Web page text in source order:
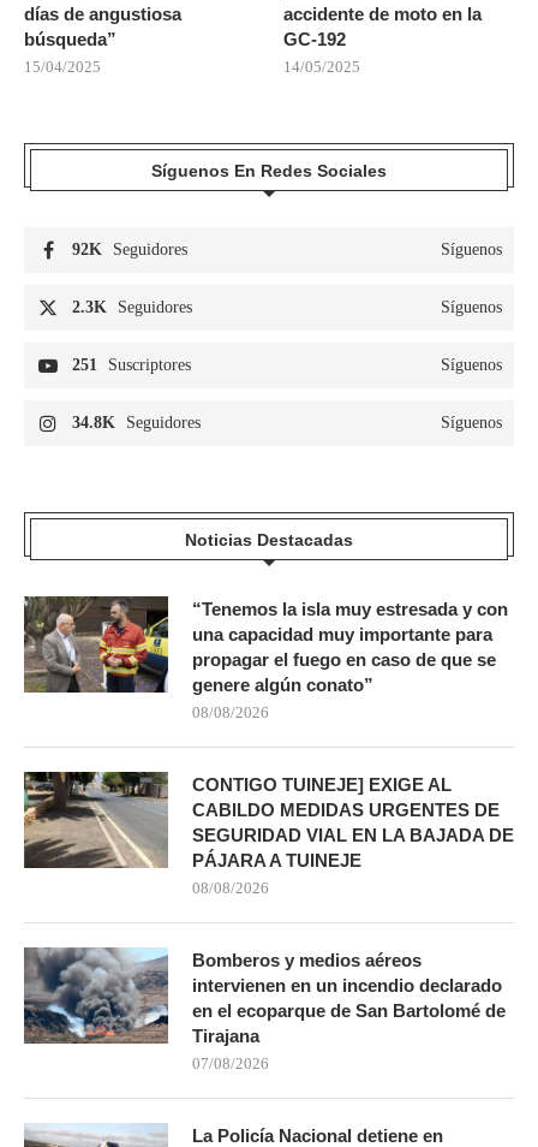
días de angustiosa
búsqueda”
15/04/2025
accidente de moto en la
GC-192
14/05/2025
Síguenos En Redes Sociales
92K Seguidores Síguenos
2.3K Seguidores Síguenos
251 Suscriptores Síguenos
34.8K Seguidores Síguenos
Noticias Destacadas
“Tenemos la isla muy estresada y con
una capacidad muy importante para
propagar el fuego en caso de que se
genere algún conato”
08/08/2026
CONTIGO TUINEJE] EXIGE AL
CABILDO MEDIDAS URGENTES DE
SEGURIDAD VIAL EN LA BAJADA DE
PÁJARA A TUINEJE
08/08/2026
Bomberos y medios aéreos
intervienen en un incendio declarado
en el ecoparque de San Bartolomé de
Tirajana
07/08/2026
La Policía Nacional detiene en